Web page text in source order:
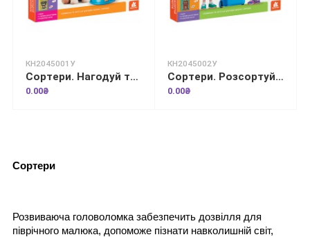
КН2045001У
Сортери. Нагодуй тваринок
0.00₴
КН2045002У
Сортери. Розсортуй сміття
0.00₴
Сортери
Розвиваюча головоломка забезпечить дозвілля для
піврічного малюка, допоможе пізнати навколишній світ,